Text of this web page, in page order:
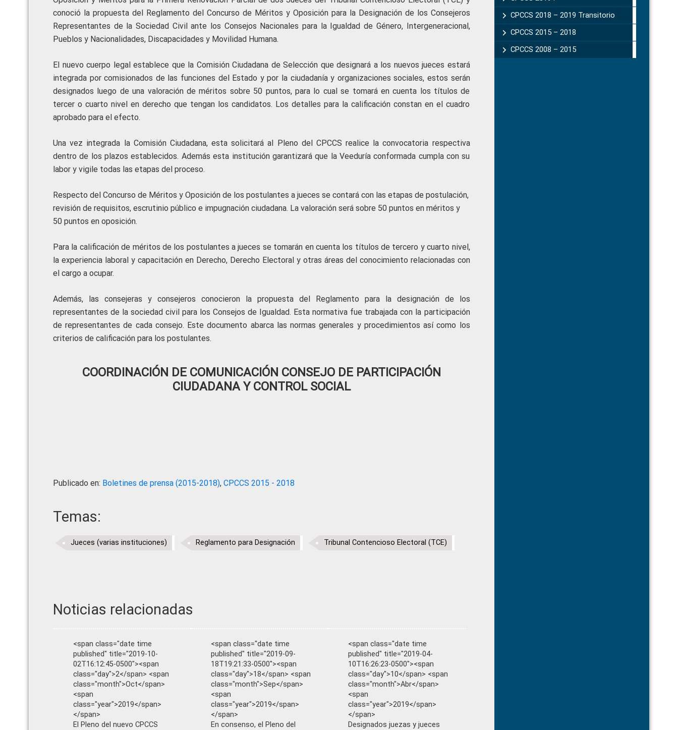
conoció la propuesta del Reglamento del Concurso de Méritos y Oposición para la Designación de los Consejeros
Representantes de la Sociedad Civil ante los Consejos Nacionales para la Igualdad de Género, Intergeneracional,
Pueblos y Nacionalidades, Discapacidades y Movilidad Humana.
El nuevo cuerpo legal establece que la Comisión Ciudadana de Selección que designará a los nuevos jueces estará
integrada por comisionados de las funciones del Estado y por la ciudadanía y organizaciones sociales, estos serán
designados luego de una valoración de méritos sobre 50 puntos, para lo cual se tomará en cuenta los títulos de
tercer o cuarto nivel en derecho que tengan los candidatos. Los detalles para la calificación constan en el cuadro
aprobado para el efecto.
Una vez integrada la Comisión Ciudadana, esta solicitará al Pleno del CPCCS realice la convocatoria respectiva
dentro de los plazos establecidos. Además esta institución garantizará que la Veeduría conformada cumpla con su
labor y vigile todas las etapas del proceso.
Respecto del Concurso de Méritos y Oposición de los postulantes a jueces se contará con las etapas de postulación,
revisión de requisitos, escrutinio público e impugnación ciudadana. La valoración será sobre 50 puntos en méritos y
50 puntos en oposición.
Para la calificación de méritos de los postulantes a jueces se tomarán en cuenta los títulos de tercero y cuarto nivel,
la experiencia laboral y capacitación en Derecho, Derecho Electoral y otras áreas del conocimiento relacionadas con
el cargo a ocupar.
Además, las consejeras y consejeros conocieron la propuesta del Reglamento para la designación de los
representantes de la sociedad civil para los Consejos de Igualdad. Esta normativa fue trabajada con la participación
de representantes de cada consejo. Este documento abarca las normas generales y procedimientos así como los
criterios de calificación para los postulantes.
COORDINACIÓN DE COMUNICACIÓN CONSEJO DE PARTICIPACIÓN
CIUDADANA Y CONTROL SOCIAL
Publicado en: Boletines de prensa (2015-2018), CPCCS 2015 - 2018
Temas:
Jueces (varias instituciones) Reglamento para Designación Tribunal Contencioso Electoral (TCE)
Noticias relacionadas
<span class="date time
published" title="2019-10-
02T16:12:45-0500"><span
class="day">2</span> <span
class="month">Oct</span>
<span
class="year">2019</span>
</span>
El Pleno del nuevo CPCCS
<span class="date time
published" title="2019-09-
18T19:21:33-0500"><span
class="day">18</span> <span
class="month">Sep</span>
<span
class="year">2019</span>
</span>
En consenso, el Pleno del
<span class="date time
published" title="2019-04-
10T16:26:23-0500"><span
class="day">10</span> <span
class="month">Abr</span>
<span
class="year">2019</span>
</span>
Designados juezas y jueces
CPCCS 2018 – 2019 Transitorio
CPCCS 2015 – 2018
CPCCS 2008 – 2015